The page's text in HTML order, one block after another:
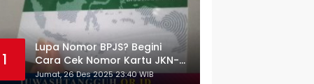
1
Lupa Nomor BPJS? Begini
Cara Cek Nomor Kartu JKN-
KIS dengan NIK KTP
Jumat, 26 Des 2025 23:40 WIB